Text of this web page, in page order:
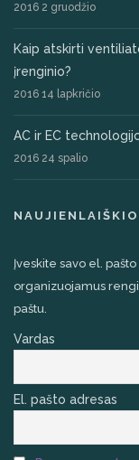
2016 2 gruodžio
Kaip atskirti
įrenginio?
2016 14 lapkričio
AC ir EC
2016 24 spalio
Įveskite savo el.
organizuojamus
paštu.
Vardas
El. pašto adresas